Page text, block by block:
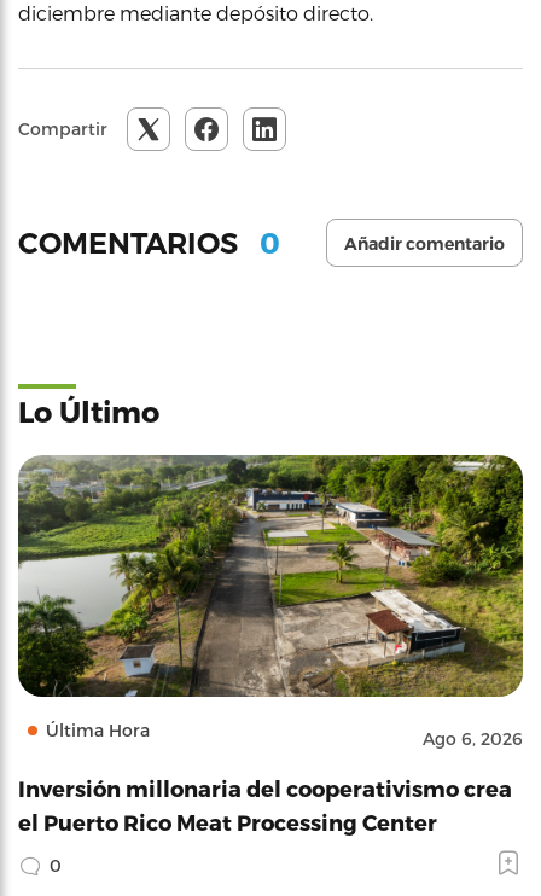
diciembre mediante depósito directo.
Compartir
COMENTARIOS 0 Añadir comentario
Lo Último
Última Hora Ago 6, 2026
Inversión millonaria del cooperativismo crea
el Puerto Rico Meat Processing Center
0